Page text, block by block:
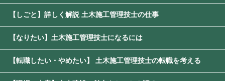
【しごと】詳しく解説 土木施工管理技士の仕事
【なりたい】土木施工管理技士になるには
【転職したい・やめたい】 土木施工管理技士の転職を考える